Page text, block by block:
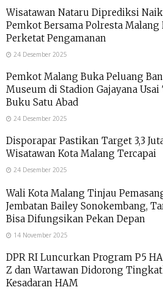
Wisatawan Nataru Diprediksi
Pemkot Bersama Polresta Malang
Perketat Pengamanan
24 Desember 2025
Pemkot Malang Buka Peluang
Museum di Stadion Gajayana
Buku Satu Abad
24 Desember 2025
Disporapar Pastikan Target 3,3
Wisatawan Kota Malang Tercapai
24 Desember 2025
Wali Kota Malang Tinjau
Jembatan Bailey Sonokembang,
Bisa Difungsikan Pekan Depan
14 November 2025
DPR RI Luncurkan Program P5
Z dan Wartawan Didorong
Kesadaran HAM